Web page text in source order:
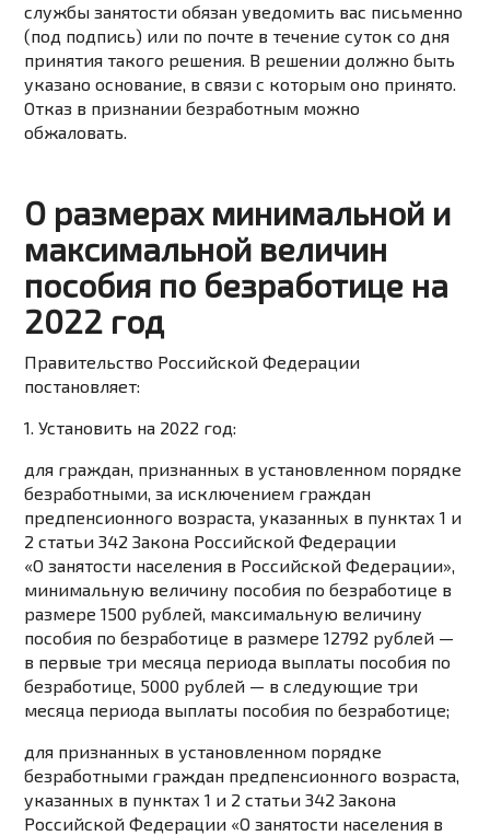
службы занятости обязан уведомить вас письменно
(под подпись) или по почте в течение суток со дня
принятия такого решения. В решении должно быть
указано основание, в связи с которым оно принято.
Отказ в признании безработным можно
обжаловать.
О размерах минимальной и
максимальной величин
пособия по безработице на
2022 год
Правительство Российской Федерации
постановляет:
1. Установить на 2022 год:
для граждан, признанных в установленном порядке
безработными, за исключением граждан
предпенсионного возраста, указанных в пунктах 1 и
2 статьи 342 Закона Российской Федерации
«О занятости населения в Российской Федерации»,
минимальную величину пособия по безработице в
размере 1500 рублей, максимальную величину
пособия по безработице в размере 12792 рублей —
в первые три месяца периода выплаты пособия по
безработице, 5000 рублей — в следующие три
месяца периода выплаты пособия по безработице;
для признанных в установленном порядке
безработными граждан предпенсионного возраста,
указанных в пунктах 1 и 2 статьи 342 Закона
Российской Федерации «О занятости населения в